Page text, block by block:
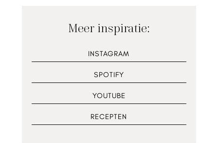
Meer inspiratie:
INSTAGRAM
SPOTIFY
YOUTUBE
RECEPTEN